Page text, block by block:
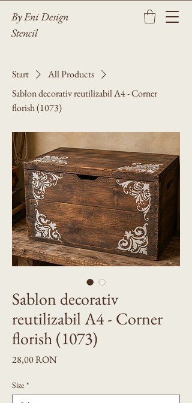
By Eni Design
Stencil
Start
All Products
Sablon decorativ reutilizabil A4 - Corner
florish (1073)
Sablon decorativ
reutilizabil A4 - Corner
florish (1073)
28,00 RONPreț
Size *